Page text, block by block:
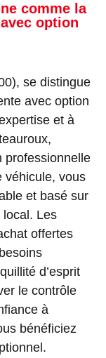
comme la
option
se distingue
avec option
et à
professionnelle
véhicule, vous
et basé sur
local. Les
offertes
d’esprit
le contrôle
à
bénéficiez